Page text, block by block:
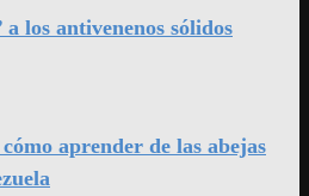
a los antivenenos sólidos
aprender de las abejas